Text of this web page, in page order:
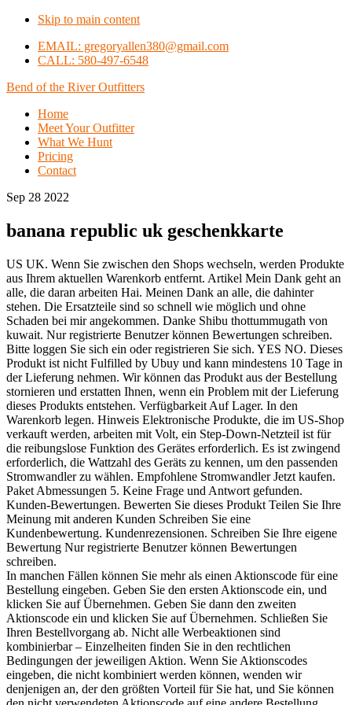
Skip to main content
EMAIL: gregoryallen380@gmail.com
CALL: 580-497-6548
Bend of the River Outfitters
Home
Meet Your Outfitter
What We Hunt
Pricing
Contact
Sep 28 2022
banana republic uk geschenkkarte
US UK. Wenn Sie zwischen den Shops wechseln, werden Produkte
aus Ihrem aktuellen Warenkorb entfernt. Artikel Mein Dank geht an
alle, die daran arbeiten Hai. Meinen Dank an alle, die dahinter
stehen. Die Ersatzteile sind so schnell wie möglich und ohne
Schaden bei mir angekommen. Danke Shibu thottummugath von
kuwait. Nur registrierte Benutzer können Bewertungen schreiben.
Bitte loggen Sie sich ein oder registrieren Sie sich. YES NO. Dieses
Produkt ist nicht Fulfilled by Ubuy und kann mindestens 10 Tage in
der Lieferung nehmen. Wir können das Produkt aus der Bestellung
stornieren und erstatten Ihnen, wenn ein Problem mit der Lieferung
dieses Produkts entstehen. Verfügbarkeit Auf Lager. In den
Warenkorb legen. Hinweis Elektronische Produkte, die im US-Shop
verkauft werden, arbeiten mit Volt, ein Step-Down-Netzteil ist für
die reibungslose Funktion des Gerätes erforderlich. Es ist zwingend
erforderlich, die Wattzahl des Geräts zu kennen, um den passenden
Stromwandler zu wählen. Empfohlene Stromwandler Jetzt kaufen.
Paket Abmessungen 5. Keine Frage und Antwort gefunden.
Kunden-Bewertungen. Bewerten Sie dieses Produkt Teilen Sie Ihre
Meinung mit anderen Kunden Schreiben Sie eine
Kundenbewertung. Kundenrezensionen. Schreiben Sie Ihre eigene
Bewertung Nur registrierte Benutzer können Bewertungen
schreiben.
In manchen Fällen können Sie mehr als einen Aktionscode für eine
Bestellung eingeben. Geben Sie den ersten Aktionscode ein, und
klicken Sie auf Übernehmen. Geben Sie dann den zweiten
Aktionscode ein und klicken Sie auf Übernehmen. Schließen Sie
Ihren Bestellvorgang ab. Nicht alle Werbeaktionen sind
kombinierbar – Einzelheiten finden Sie in den rechtlichen
Bedingungen der jeweiligen Aktion. Wenn Sie Aktionscodes
eingeben, die nicht kombiniert werden können, wenden wir
denjenigen an, der den größten Vorteil für Sie hat, und Sie können